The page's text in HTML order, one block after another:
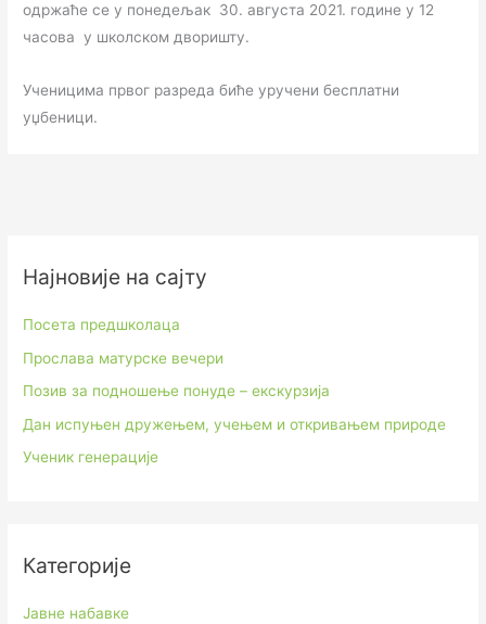
одржаће се у понедељак 30. августа 2021. године у 12
часова у школском дворишту.
Ученицима првог разреда биће уручени бесплатни
уџбеници.
Најновије на сајту
Посета предшколаца
Прослава матурске вечери
Позив за подношење понуде – екскурзија
Дан испуњен дружењем, учењем и откривањем природе
Ученик генерације
Категорије
Јавне набавке